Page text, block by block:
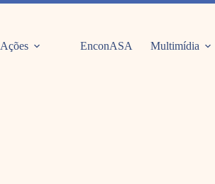
Ações EnconASA Multimídia